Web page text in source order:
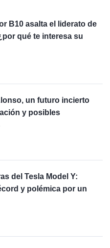
B10 asalta el liderato de
qué te interesa su
un futuro incierto
y posibles
del Tesla Model Y:
y polémica por un